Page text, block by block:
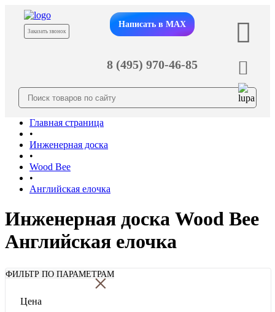
Заказать звонок
Написать в MAX
8 (495) 970-46-85
Главная страница
•
Инженерная доска
•
Wood Bee
•
Английская елочка
Инженерная доска Wood Bee
Английская елочка
ФИЛЬТР ПО ПАРАМЕТРАМ
×
Цена